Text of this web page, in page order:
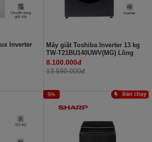
Inverter
Máy giặt Toshiba Inverter 13 kg
TW-T21BU140UWV(MG) Lồng
ngang
8.100.000đ
13.590.000đ
5%